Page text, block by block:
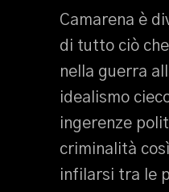
Camarena è
di tutto ciò
nella guerra
idealismo
ingerenze
criminalità
infilarsi tra le